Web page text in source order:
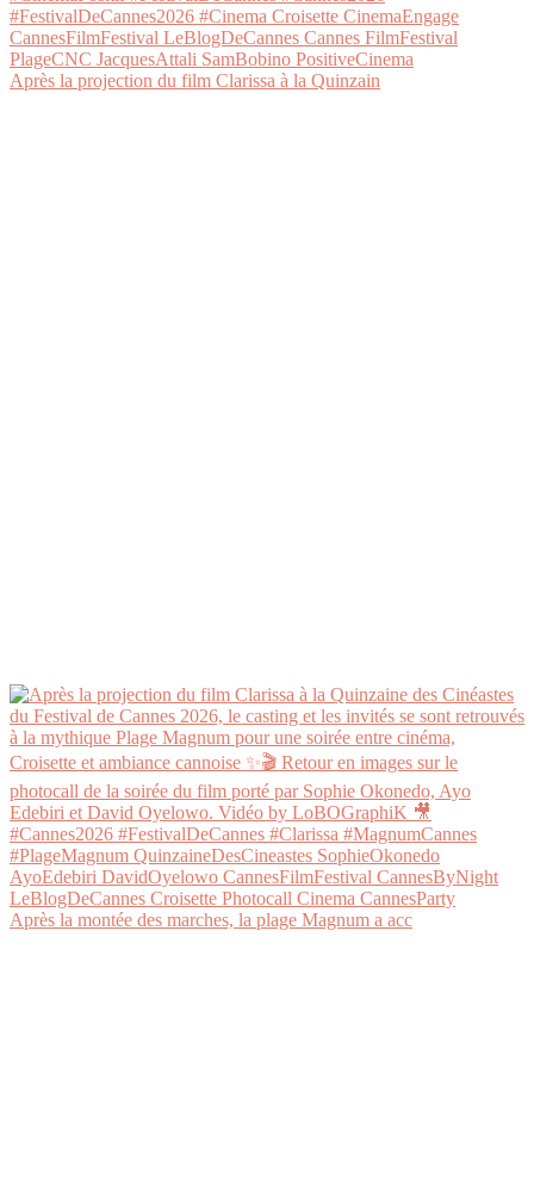
Après la projection du film Clarissa à la Quinzain
Après la montée des marches, la plage Magnum a acc